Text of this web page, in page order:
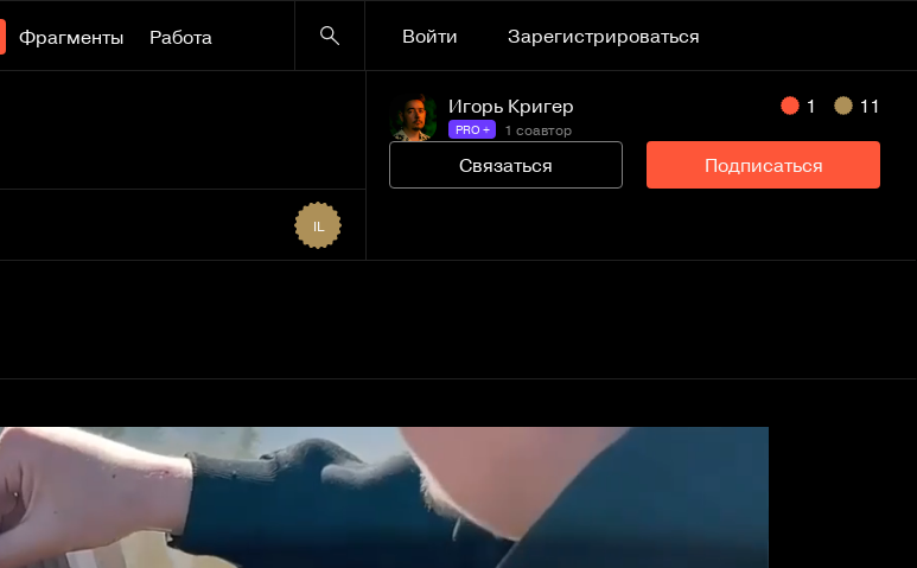
Фрагменты Работа Войти Зарегистрироваться
IL
Игорь Кригер
PRO + 1 соавтор
1 11
Связаться Подписаться